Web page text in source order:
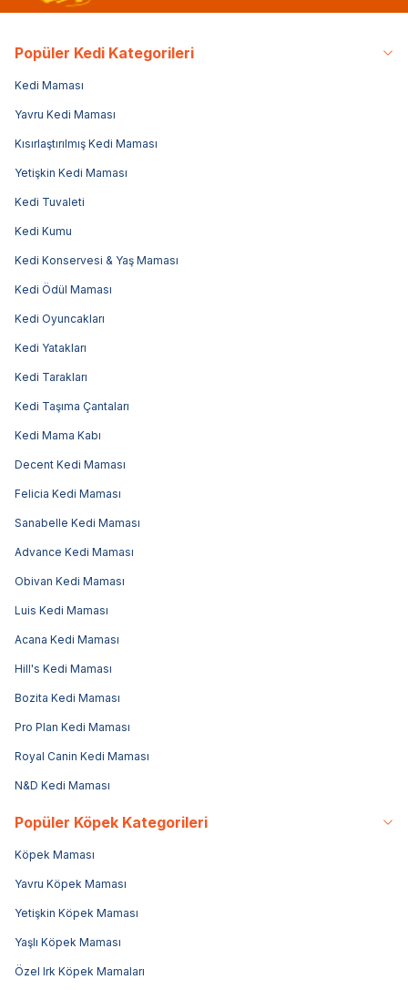
Popüler Kedi Kategorileri
Kedi Maması
Yavru Kedi Maması
Kısırlaştırılmış Kedi Maması
Yetişkin Kedi Maması
Kedi Tuvaleti
Kedi Kumu
Kedi Konservesi & Yaş Maması
Kedi Ödül Maması
Kedi Oyuncakları
Kedi Yatakları
Kedi Tarakları
Kedi Taşıma Çantaları
Kedi Mama Kabı
Decent Kedi Maması
Felicia Kedi Maması
Sanabelle Kedi Maması
Advance Kedi Maması
Obivan Kedi Maması
Luis Kedi Maması
Acana Kedi Maması
Hill's Kedi Maması
Bozita Kedi Maması
Pro Plan Kedi Maması
Royal Canin Kedi Maması
N&D Kedi Maması
Popüler Köpek Kategorileri
Köpek Maması
Yavru Köpek Maması
Yetişkin Köpek Maması
Yaşlı Köpek Maması
Özel Irk Köpek Mamaları